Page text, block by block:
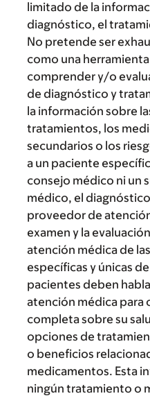
limitado de la
diagnóstico, el
No pretende ser
como una
comprender y/o
de diagnóstico y
la información sobre
tratamientos, los
secundarios o los
a un paciente
consejo médico ni un
médico, el
proveedor de
examen y la
atención médica de
específicas y únicas
pacientes deben
atención médica
completa sobre su
opciones de
o beneficios
medicamentos. Esta
ningún tratamiento o